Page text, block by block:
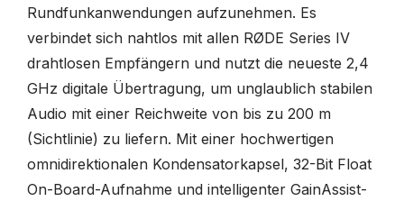
Rundfunkanwendungen aufzunehmen. Es
verbindet sich nahtlos mit allen RØDE Series IV
drahtlosen Empfängern und nutzt die neueste 2,4
GHz digitale Übertragung, um unglaublich stabilen
Audio mit einer Reichweite von bis zu 200 m
(Sichtlinie) zu liefern. Mit einer hochwertigen
omnidirektionalen Kondensatorkapsel, 32-Bit Float
On-Board-Aufnahme und intelligenter GainAssist-